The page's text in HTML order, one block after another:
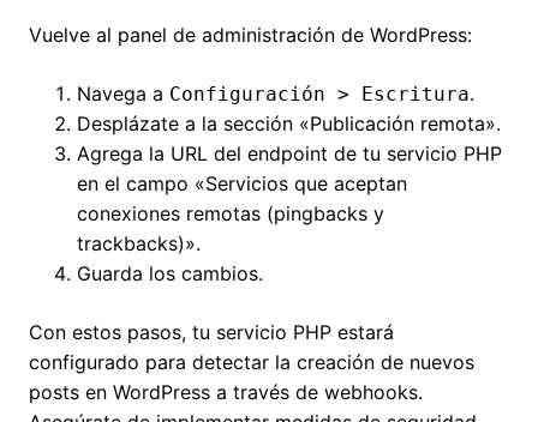
Vuelve al panel de administración de WordPress:
Navega a Configuración > Escritura.
Desplázate a la sección «Publicación remota».
Agrega la URL del endpoint de tu servicio PHP
en el campo «Servicios que aceptan
conexiones remotas (pingbacks y
trackbacks)».
Guarda los cambios.
Con estos pasos, tu servicio PHP estará
configurado para detectar la creación de nuevos
posts en WordPress a través de webhooks.